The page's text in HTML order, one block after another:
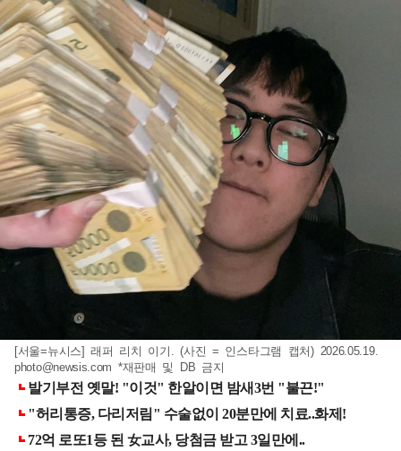
[서울=뉴시스] 래퍼 리치 이기. (사진 = 인스타그램 캡처) 2026.05.19.
photo@newsis.com *재판매 및 DB 금지